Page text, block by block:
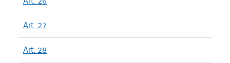
Art. 27
Art. 28